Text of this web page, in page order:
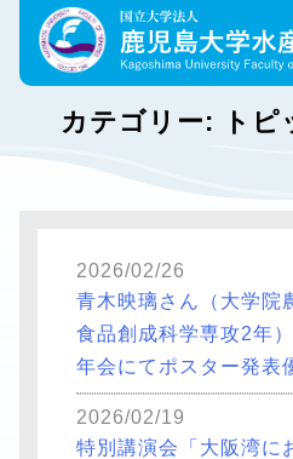
content
カテゴリー: ト
2026/02/26
青木映璃さん（大学院
食品創成科学専攻2年
年会にてポスター発表
2026/02/19
特別講演会「大阪湾に